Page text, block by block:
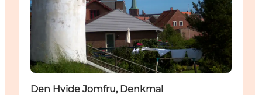
Den Hvide Jomfru, Denkmal